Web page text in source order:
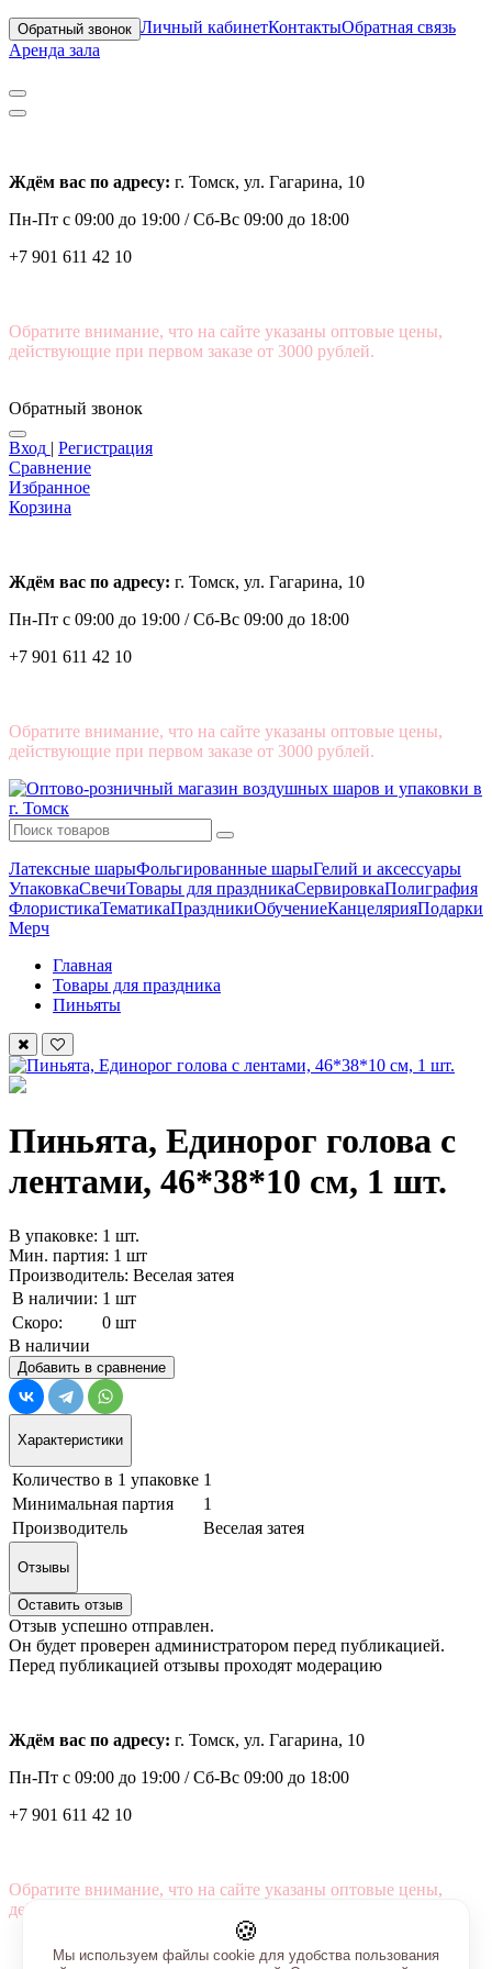
Обратный звонок Личный кабинетКонтактыОбратная связь
Аренда зала
Ждём вас по адресу: г. Томск, ул. Гагарина, 10
Пн-Пт с 09:00 до 19:00 /Сб-Вс 09:00 до 18:00
+7 901 611 42 10
Обратите внимание, что на сайте указаны оптовые цены,
действующие при первом заказе от 3000 рублей.
Обратный звонок
Вход | Регистрация
Сравнение
Избранное
Корзина
Ждём вас по адресу: г. Томск, ул. Гагарина, 10
Пн-Пт с 09:00 до 19:00 /Сб-Вс 09:00 до 18:00
+7 901 611 42 10
Обратите внимание, что на сайте указаны оптовые цены,
действующие при первом заказе от 3000 рублей.
Латексные шарыФольгированные шарыГелий и аксессуары
УпаковкаСвечиТовары для праздникаСервировкаПолиграфия
ФлористикаТематикаПраздникиОбучениеКанцелярияПодарки
Мерч
Главная
Товары для праздника
Пиньяты
Пиньята, Единорог голова с
лентами, 46*38*10 см, 1 шт.
В упаковке: 1 шт.
Мин. партия: 1 шт
Производитель: Веселая затея
В наличии: 1 шт
Скоро:
0 шт
В наличии
Добавить в сравнение
Характеристики
Количество в 1 упаковке 1
Минимальная партия
1
Производитель
Веселая затея
Отзывы
Оставить отзыв
Отзыв успешно отправлен.
Он будет проверен администратором перед публикацией.
Перед публикацией отзывы проходят модерацию
Ждём вас по адресу: г. Томск, ул. Гагарина, 10
Пн-Пт с 09:00 до 19:00 /Сб-Вс 09:00 до 18:00
+7 901 611 42 10
Обратите внимание, что на сайте указаны оптовые цены,
действующие при первом заказе от 3000 рублей.
🍪
Мы используем файлы cookie для удобства пользования